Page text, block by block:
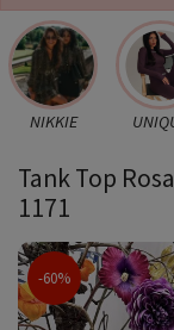
NIKKIE
Tank Top
1171
-60%